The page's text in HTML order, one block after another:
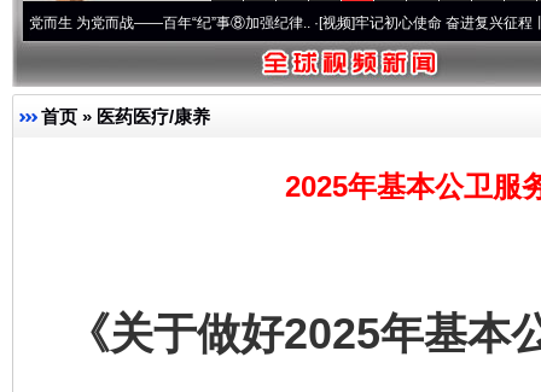
为党而战——百年“纪”事⑧加强纪律..·[视频]牢记初心使命 奋进复兴征程丨“转折之城
首页 » 医药医疗/康养
2025年基本公卫服
《关于做好2025年基